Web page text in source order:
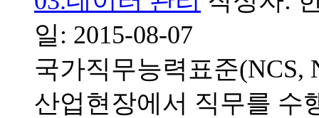
일: 2015-08-07
국가직무능력표준(NCS,
산업현장에서 직무를 수